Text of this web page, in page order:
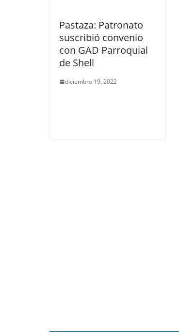
Pastaza: Patronato
suscribió convenio
con GAD Parroquial
de Shell
diciembre 19, 2022